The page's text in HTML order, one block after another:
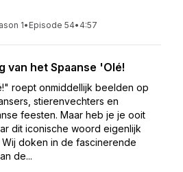
1• Episode 54• 4:57
van het Spaanse 'Olé!
roept onmiddellijk beelden op
stierenvechters en
feesten. Maar heb je je ooit
dit iconische woord eigenlijk
Wij doken in de fascinerende
de...